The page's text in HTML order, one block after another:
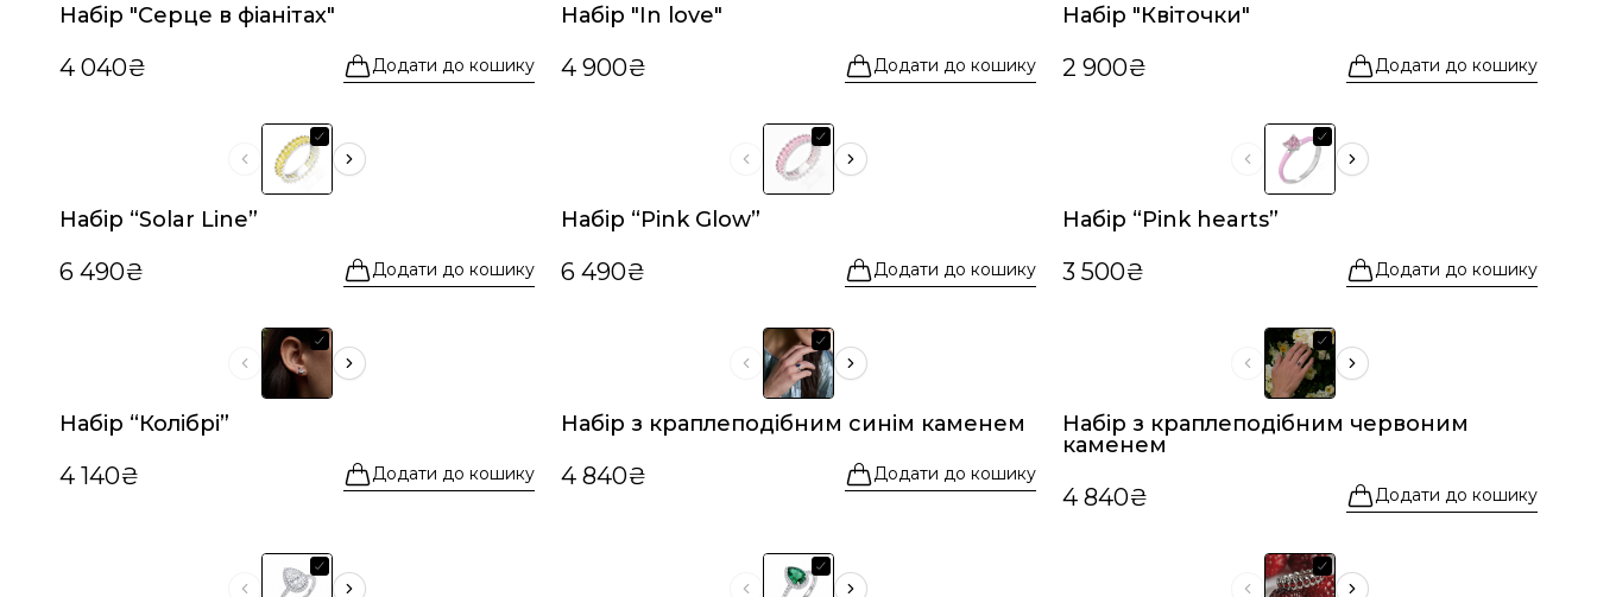
Набір "Серце в фіанітах"
4 040₴ Додати до кошику
Набір "In love"
4 900₴ Додати до кошику
Набір "Квіточки"
2 900₴ Додати до кошику
Набір “Solar Line”
6 490₴ Додати до кошику
Набір “Pink Glow”
6 490₴ Додати до кошику
Набір “Pink hearts”
3 500₴ Додати до кошику
Набір “Колібрі”
4 140₴ Додати до кошику
Набір з краплеподібним синім каменем
4 840₴ Додати до кошику
Набір з краплеподібним червоним
каменем
4 840₴ Додати до кошику